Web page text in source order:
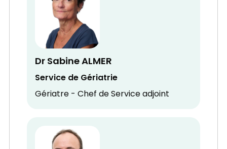
Dr Sabine ALMER
Service de Gériatrie
Gériatre - Chef de Service adjoint